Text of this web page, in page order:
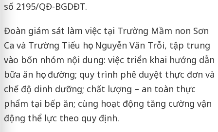
số 2195/QĐ-BGDĐT.
Đoàn giám sát làm việc tại Trường Mầm non Sơn
Ca và Trường Tiểu học Nguyễn Văn Trỗi, tập trung
vào bốn nhóm nội dung: việc triển khai hướng dẫn
bữa ăn học đường; quy trình phê duyệt thực đơn và
chế độ dinh dưỡng; chất lượng – an toàn thực
phẩm tại bếp ăn; cùng hoạt động tăng cường vận
động thể lực theo quy định.